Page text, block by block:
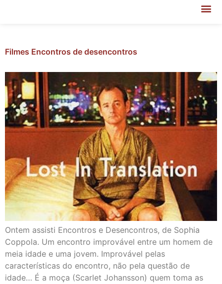
Filmes Encontros de desencontros
Ontem assisti Encontros e Desencontros, de Sophia
Coppola. Um encontro improvável entre um homem de
meia idade e uma jovem. Improvável pelas
características do encontro, não pela questão de
idade… É a moça (Scarlet Johansson) quem toma as